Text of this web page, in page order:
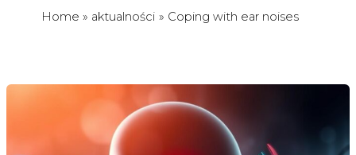
Home aktualności Coping with ear noises